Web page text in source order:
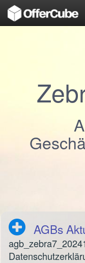
AGBs